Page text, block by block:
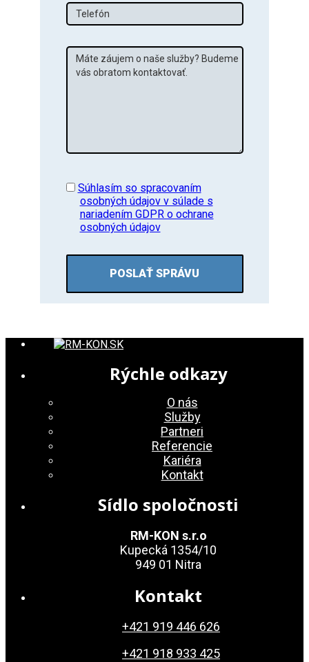
Tel
Správa
GDPR
Súhlasím so spracovaním
osobných údajov v súlade s
nariadením GDPR o ochrane
osobných údajov
Rýchle odkazy
O nás
Služby
Partneri
Referencie
Kariéra
Kontakt
Sídlo spoločnosti
RM-KON s.r.o
Kupecká 1354/10
949 01 Nitra
Kontakt
+421 919 446 626
+421 918 933 425